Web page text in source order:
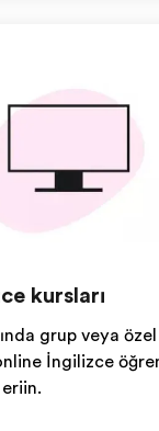
kursları
grup veya
İngilizce